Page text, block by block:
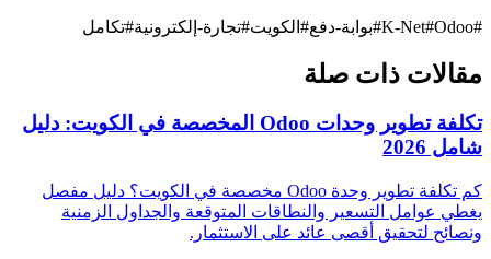
#
K-Net#Odoo
#بوابة-دفع# الكويت#تجارة-إلكترونية#تكامل
مقالات ذات صلة
تكلفة تطوير وحدات Odoo المخصصة في الكويت: دليل
شامل 2026
كم تكلفة تطوير وحدة Odoo مخصصة في الكويت؟ دليل مفصل
يغطي عوامل التسعير والنطاقات المتوقعة والجداول الزمنية
ونصائح لتحقيق أقصى عائد على الاستثمار.